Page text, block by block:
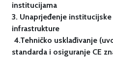
institucijama
3. Unaprjeđenje
infrastrukture
4.Tehničko usklađivanje
standarda i osiguranje CE